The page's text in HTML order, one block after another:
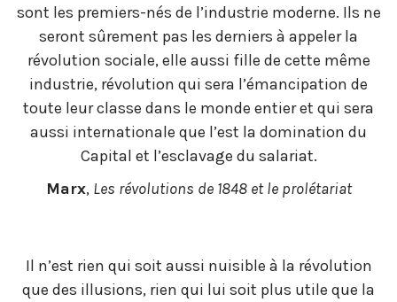
sont les premiers-nés de l’industrie moderne. Ils ne
seront sûrement pas les derniers à appeler la
révolution sociale, elle aussi fille de cette même
industrie, révolution qui sera l’émancipation de
toute leur classe dans le monde entier et qui sera
aussi internationale que l’est la domination du
Capital et l’esclavage du salariat.
Marx, Les révolutions de 1848 et le prolétariat
Il n’est rien qui soit aussi nuisible à la révolution
que des illusions, rien qui lui soit plus utile que la